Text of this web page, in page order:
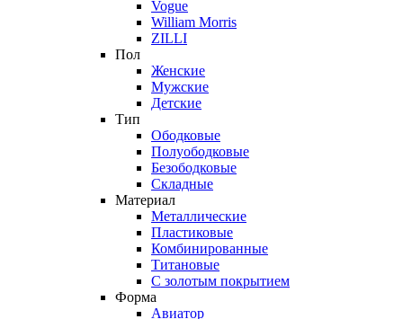
Vogue
William Morris
ZILLI
Пол
Женские
Мужские
Детские
Тип
Ободковые
Полуободковые
Безободковые
Складные
Материал
Металлические
Пластиковые
Комбинированные
Титановые
С золотым покрытием
Форма
Авиатор